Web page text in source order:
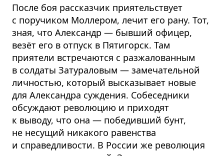
После боя рассказчик приятельствует
с поручиком Моллером, лечит его рану. Тот,
зная, что Александр — бывший офицер,
везёт его в отпуск в Пятигорск. Там
приятели встречаются с разжалованным
в солдаты Затураловым — замечательной
личностью, который высказывает новые
для Александра суждения. Собеседники
обсуждают революцию и приходят
к выводу, что она — победивший бунт,
не несущий никакого равенства
и справедливости. В России же революция